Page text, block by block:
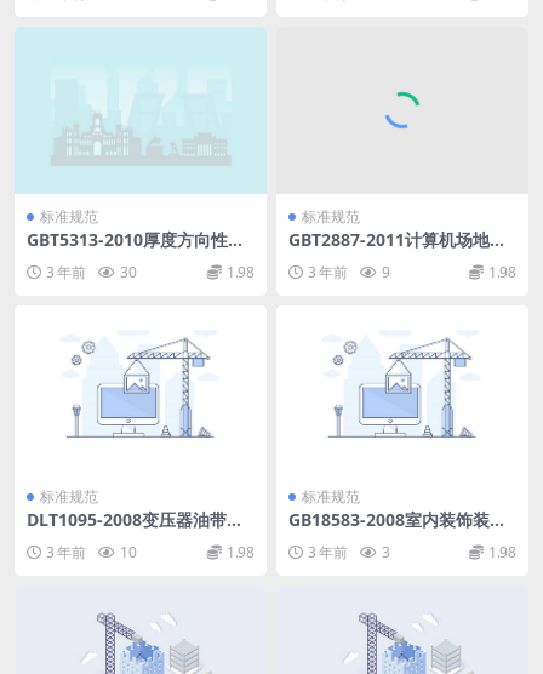
标准规范
GBT5313-2010厚度方向性能
3 年前 30 1.98
标准规范
GBT2887-2011计算机场地通
3 年前 9 1.98
标准规范
DLT1095-2008变压器油带电
3 年前 10 1.98
标准规范
GB18583-2008室内装饰装修
材料胶粘剂中有害物质限量.p
df 3 年前 3 1.98